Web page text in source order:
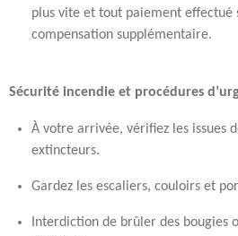
plus vite et tout paiement effectué
compensation supplémentaire.
Sécurité incendie et procédures
À votre arrivée, vérifiez les issues
extincteurs.
Gardez les escaliers, couloirs et
Interdiction de brûler des bougies